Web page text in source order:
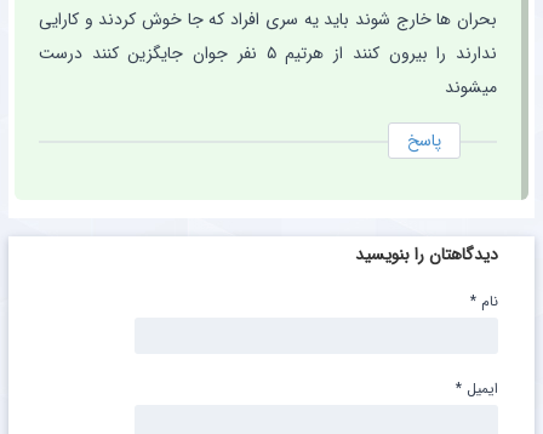
بحران ها خارج شوند باید یه سری افراد که جا خوش کردند و کارایی
ندارند را بیرون کنند از هرتیم ۵ نفر جوان جایگزین کنند درست
میشوند
پاسخ
دیدگاهتان را بنویسید
نام *
ایمیل *